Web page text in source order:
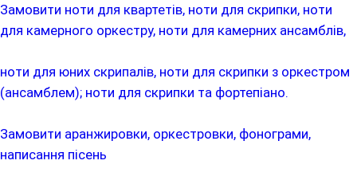
Замовити ноти для квартетів, ноти для скрипки, ноти
для камерного оркестру, ноти для камерних ансамблів,
ноти для юних скрипалів, ноти для скрипки з оркестром
(ансамблем); ноти для скрипки та фортепіано.
Замовити аранжировки, оркестровки, фонограми,
написання пісень